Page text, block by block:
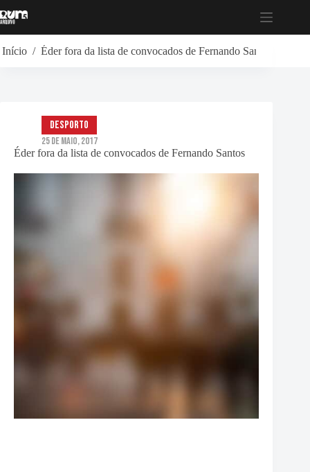
para
Início / Éder fora da lista de convocados de Fernando Santos
Éder fora da lista de convocados de Fernando Santos
Desporto
25 de Maio, 2017